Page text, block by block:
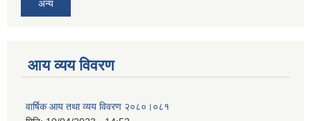
अन्य
आय व्यय विवरण
वार्षिक आय तथा व्यय विवरण २०८०।०८१